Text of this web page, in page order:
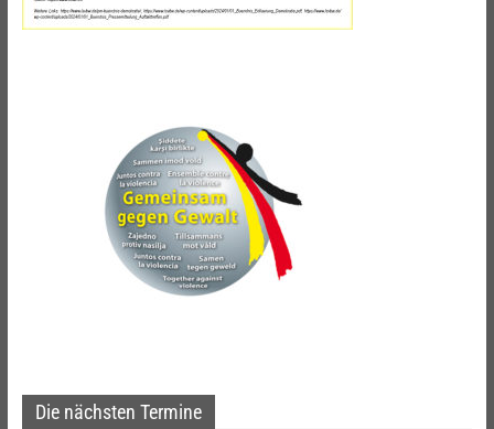
Die nächsten Termine